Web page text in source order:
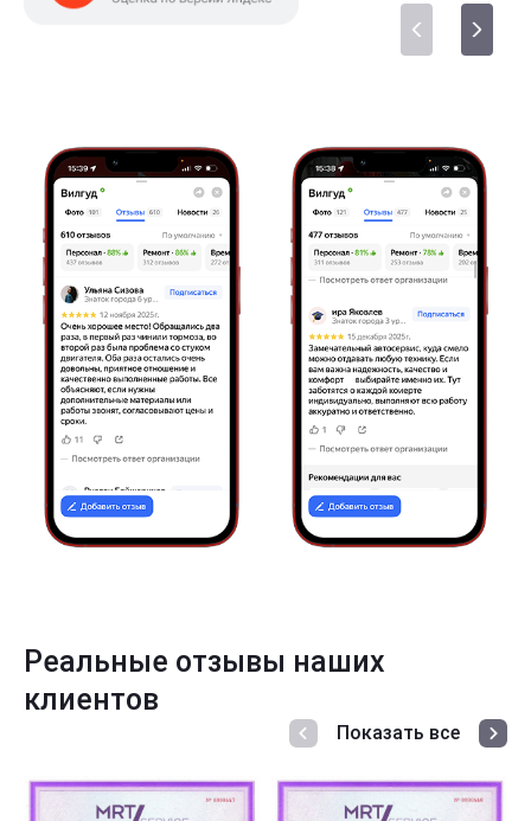
Реальные отзывы наших
клиентов
Показать все